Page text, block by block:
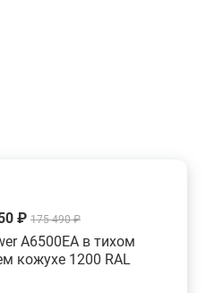
₽ 175 490 ₽
A6500EA в тихом
кожухе 1200 RAL